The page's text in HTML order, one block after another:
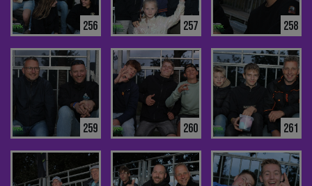
256 257 258
259 260 261